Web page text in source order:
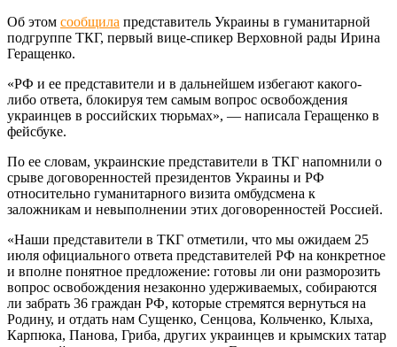
Об этом сообщила представитель Украины в гуманитарной
подгруппе ТКГ, первый вице-спикер Верховной рады Ирина
Геращенко.
«РФ и ее представители и в дальнейшем избегают какого-
либо ответа, блокируя тем самым вопрос освобождения
украинцев в российских тюрьмах», — написала Геращенко в
фейсбуке.
По ее словам, украинские представители в ТКГ напомнили о
срыве договоренностей президентов Украины и РФ
относительно гуманитарного визита омбудсмена к
заложникам и невыполнении этих договоренностей Россией.
«Наши представители в ТКГ отметили, что мы ожидаем 25
июля официального ответа представителей РФ на конкретное
и вполне понятное предложение: готовы ли они разморозить
вопрос освобождения незаконно удерживаемых, собираются
ли забрать 36 граждан РФ, которые стремятся вернуться на
Родину, и отдать нам Сущенко, Сенцова, Кольченко, Клыха,
Карпюка, Панова, Гриба, других украинцев и крымских татар